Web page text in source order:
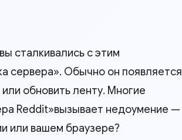
сталкивались с этим
сервера». Обычно он появляется
обновить ленту. Многие
Reddit»вызывает недоумение —
или вашем браузере?